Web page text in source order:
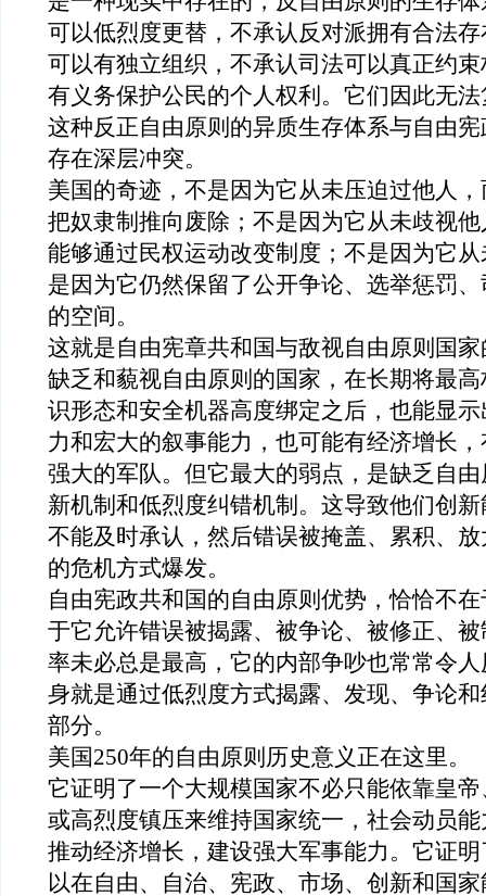
可以低烈度更替，不承认反对派拥有合法
可以有独立组织，不承认司法可以真正约
有义务保护公民的个人权利。它们因此无
这种反正自由原则的异质生存体系与自由
存在深层冲突。
美国的奇迹，不是因为它从未压迫过他人
把奴隶制推向废除；不是因为它从未歧视
能够通过民权运动改变制度；不是因为它
是因为它仍然保留了公开争论、选举惩罚
的空间。
这就是自由宪章共和国与敌视自由原则国
缺乏和藐视自由原则的 国家 ，在长期将最高
识形态和安全机器高度绑定之后，也能显
力和宏大的叙事能力， 也可能有经济增长
强大的军队 。 但它最大的弱点，是缺乏自
新机制和低烈度纠错机制。这导致他们创
不能及时承认， 然后错误被掩盖、 累积、 放
的危机方式爆发。
自由宪政共和国的自由原则 优势，恰恰不
于它允许错误被揭露、被争论、被修正、
率未必总是最高，它的内部争吵也常常令
身就是通过低烈度方式揭露、发现、争论
部分。
美国 250年的自由原则历史意义正在这里。
它证明了一个大规模国家不必只能依靠皇
或高烈度镇压来维持国家统一 ，社会动员
推动经济增长，建设强大军事能力。 它证明
以在自由、自治、宪政、市场、创新和国